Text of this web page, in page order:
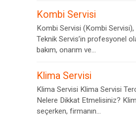
Kombi Servisi
Kombi Servisi (Kombi Servisi),
Teknik Servis’in profesyonel
bakım, onarım ve...
Klima Servisi
Klima Servisi Klima Servisi
Nelere Dikkat Etmelisiniz?
seçerken, firmanın...